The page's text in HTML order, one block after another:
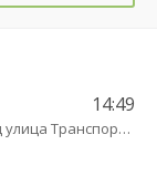
14:49
Калининград улица Транспортая